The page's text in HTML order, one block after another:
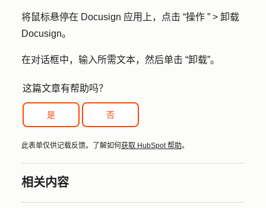
将鼠标悬停在 Docusign 应用上，点击 “操作 ” > 卸载
Docusign。
在对话框中，输入所需文本，然后单击 “卸载”。
这篇文章有帮助吗？
是 否
此表单仅供记载反馈。了解如何获取 HubSpot 帮助。
相关内容